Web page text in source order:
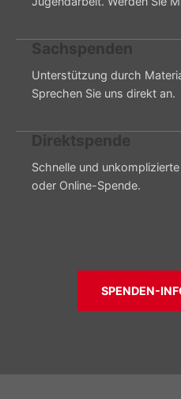
Sachspenden
Unterstützung durch
Sprechen Sie uns direkt an.
Direktspende
Schnelle und
oder Online-Spende.
SPENDEN-